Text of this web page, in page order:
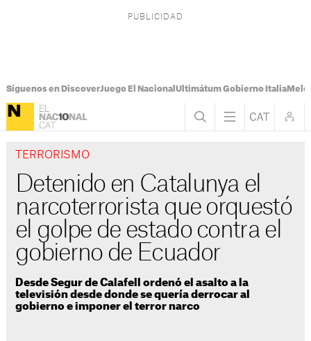
Síguenos en DiscoverJuego El Nacional Ultimátum Gobierno Italia
TERRORISMO
Detenido en Catalunya el
narcoterrorista que orquestó
el golpe de estado contra el
gobierno de Ecuador
Desde Segur de Calafell ordenó el asalto a la
televisión desde donde se quería derrocar al
gobierno e imponer el terror narco